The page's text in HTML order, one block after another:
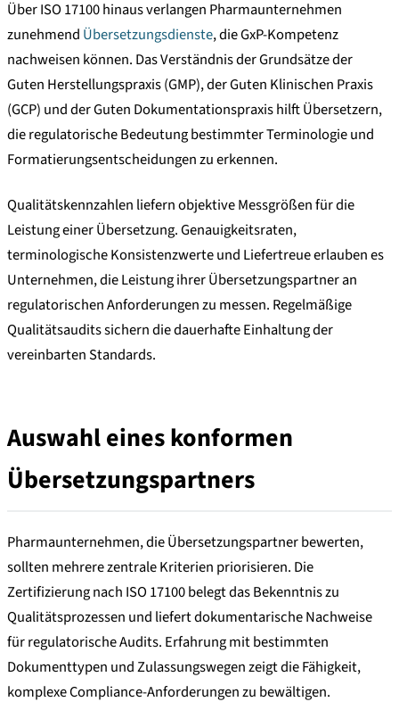
Über ISO 17100 hinaus verlangen Pharmaunternehmen
zunehmend Übersetzungsdienste, die GxP-Kompetenz
nachweisen können. Das Verständnis der Grundsätze der
Guten Herstellungspraxis (GMP), der Guten Klinischen Praxis
(GCP) und der Guten Dokumentationspraxis hilft Übersetzern,
die regulatorische Bedeutung bestimmter Terminologie und
Formatierungsentscheidungen zu erkennen.
Qualitätskennzahlen liefern objektive Messgrößen für die
Leistung einer Übersetzung. Genauigkeitsraten,
terminologische Konsistenzwerte und Liefertreue erlauben es
Unternehmen, die Leistung ihrer Übersetzungspartner an
regulatorischen Anforderungen zu messen. Regelmäßige
Qualitätsaudits sichern die dauerhafte Einhaltung der
vereinbarten Standards.
Auswahl eines konformen
Übersetzungspartners
Pharmaunternehmen, die Übersetzungspartner bewerten,
sollten mehrere zentrale Kriterien priorisieren. Die
Zertifizierung nach ISO 17100 belegt das Bekenntnis zu
Qualitätsprozessen und liefert dokumentarische Nachweise
für regulatorische Audits. Erfahrung mit bestimmten
Dokumenttypen und Zulassungswegen zeigt die Fähigkeit,
komplexe Compliance-Anforderungen zu bewältigen.